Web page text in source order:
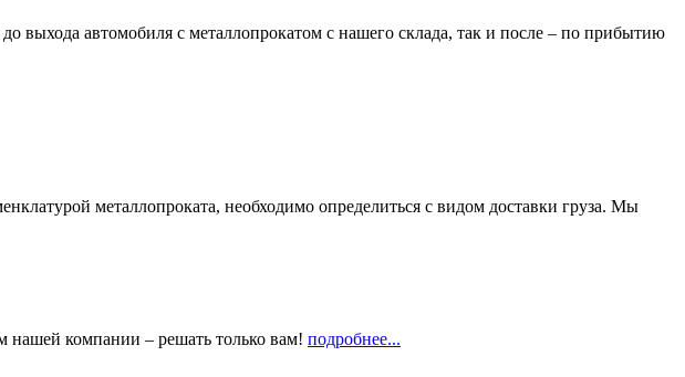
выхода автомобиля с металлопрокатом с нашего склада, так и после – по прибытию
металлопроката, необходимо определиться с видом доставки груза. Мы
нашей компании – решать только вам! подробнее...